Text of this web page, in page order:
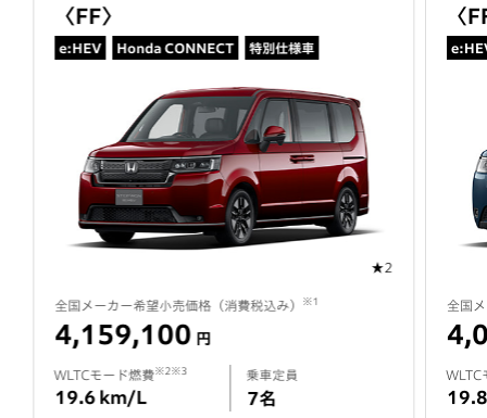
〈FF〉
e:HEV Honda CONNECT 特別仕様車
★2
全国メーカー希望小売価格（消費税込み） ※1
4,159,100 円
WLTCモード燃費※2※3
19.6 km/L
乗車定員
7名
〈
全国
WLTC